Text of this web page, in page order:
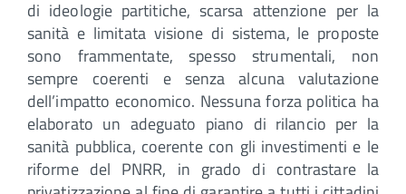
di ideologie partitiche, scarsa attenzione per la
sanità e limitata visione di sistema, le proposte
sono frammentate, spesso strumentali, non
sempre coerenti e senza alcuna valutazione
dell’impatto economico. Nessuna forza politica ha
elaborato un adeguato piano di rilancio per la
sanità pubblica, coerente con gli investimenti e le
riforme del PNRR, in grado di contrastare la